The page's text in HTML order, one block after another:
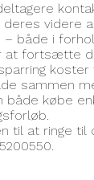
deres videre
– både i
at fortsætte
sammen
både købe
til at ringe til